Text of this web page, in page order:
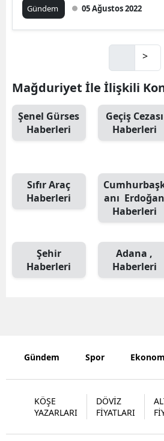
Gündem 05 Ağustos 2022
>
Mağduriyet İle İlişkili
Şenel Gürses
Haberleri
Geçiş Cezası
Haberleri
Sıfır Araç
Haberleri
anı Erdoğan
Haberleri
Şehir
Haberleri
Adana ,
Haberleri
Gündem Spor
KÖŞE
YAZARLARI
DÖVİZ
FİYATLARI